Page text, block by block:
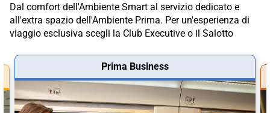
Dal comfort dell'Ambiente Smart al servizio dedicato e
all'extra spazio dell'Ambiente Prima. Per un'esperienza di
viaggio esclusiva scegli la Club Executive o il Salotto
Prima Business